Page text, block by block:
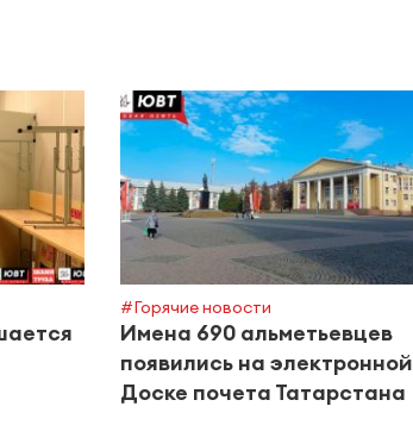
#Горячие новости
Имена 690 альметьевцев
появились на электронной
Доске почета Татарстана